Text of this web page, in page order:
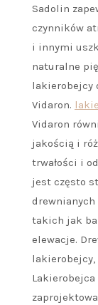
Sadolin
czynników
i innymi
naturalne
lakierobejcy
Vidaron.
Vidaron
jakością i
trwałości i
jest często
drewnianych
takich jak
elewacje.
lakierobejcy,